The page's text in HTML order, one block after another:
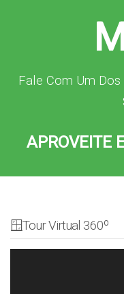
Fale Com Um
APROVEITE
🪟Tour Virtual 360º